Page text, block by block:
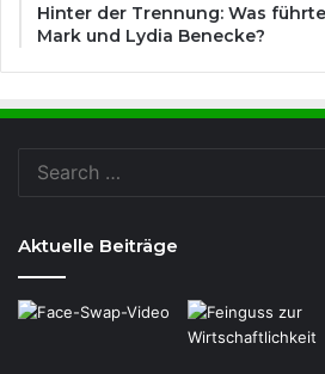
Hinter der Trennung: Was
Mark und Lydia Benecke?
Aktuelle Beiträge